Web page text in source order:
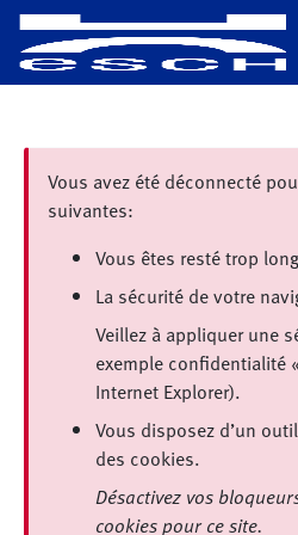
Vous avez été déconnecté
suivantes:
Vous êtes resté trop
La sécurité de votre
Veillez à appliquer une
exemple confidentialité
Internet Explorer).
Vous disposez d’un
des cookies.
Désactivez vos
cookies pour ce site.